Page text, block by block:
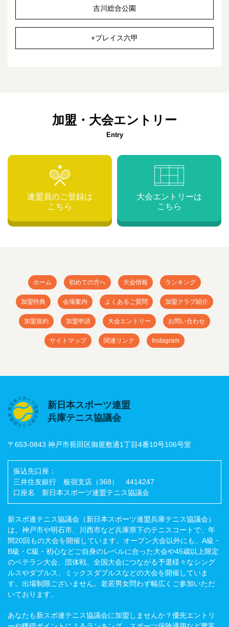
吉川総合公園
+プレイス六甲
加盟・大会エントリー
Entry
連盟員のご登録は
こちら
大会エントリーは
こちら
ホーム 初めての方へ 大会情報 ランキング
加盟特典 会場案内 よくあるご質問 加盟クラブ紹介
加盟規約 加盟申請 大会エントリー お問い合わせ
サイトマップ 関連リンク Instagram
新日本スポーツ連盟
兵庫テニス協議会
〒653-0843 神戸市長田区御屋敷通1丁目4番10号106号室
振込先口座：
三井住友銀行 板宿支店（368） 4414247
口座名 新日本スポーツ連盟テニス協議会
新スポ連テニス協議会（新日本スポーツ連盟兵庫テニス協議会）
は、神戸市や明石市、川西市など兵庫県下のテニスコートで、年
間20回もの大会を開催しています。オープン大会以外にも、A級・
B級・C級・初心などご自身のレベルに合った大会や45歳以上限定
のベテラン大会、団体戦、全国大会につながる予選様々なシング
ルスやダブルス、ミックスダブルスなどの大会を開催していま
す。出場制限ございません。老若男女問わず幅広くご参加いただ
いております。
あなたも新スポ連テニス協議会に加盟しませんか？優先エントリ